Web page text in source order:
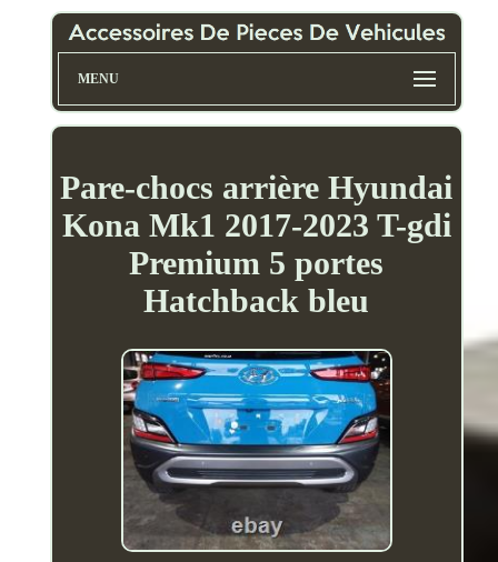
MENU
Pare-chocs arrière Hyundai
Kona Mk1 2017-2023 T-gdi
Premium 5 portes
Hatchback bleu